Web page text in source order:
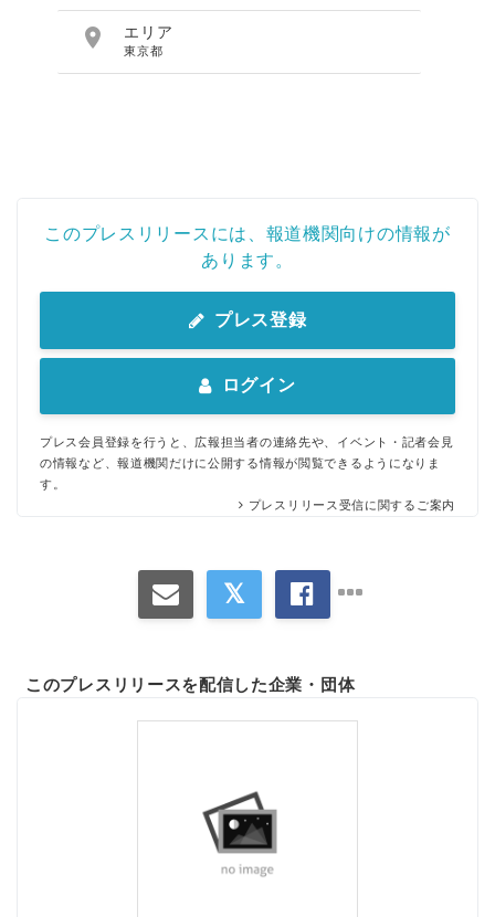
 エリア
東京都
このプレスリリースには、報道機関向けの情報が
あります。
プレス登録
ログイン
プレス会員登録を行うと、広報担当者の連絡先や、イベント・記者会見
の情報など、報道機関だけに公開する情報が閲覧できるようになりま
す。
プレスリリース受信に関するご案内
このプレスリリースを配信した企業・団体